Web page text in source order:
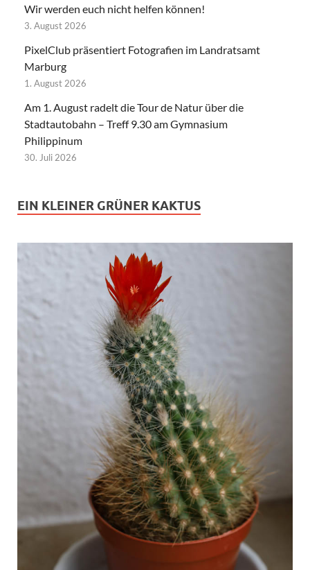
Wir werden euch nicht helfen können!
3. August 2026
PixelClub präsentiert Fotografien im Landratsamt
Marburg
1. August 2026
Am 1. August radelt die Tour de Natur über die
Stadtautobahn – Treff 9.30 am Gymnasium
Philippinum
30. Juli 2026
EIN KLEINER GRÜNER KAKTUS